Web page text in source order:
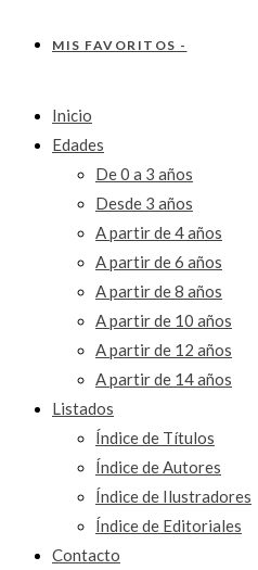
MIS FAVORITOS -
Inicio
Edades
De 0 a 3 años
Desde 3 años
A partir de 4 años
A partir de 6 años
A partir de 8 años
A partir de 10 años
A partir de 12 años
A partir de 14 años
Listados
Índice de Títulos
Índice de Autores
Índice de Ilustradores
Índice de Editoriales
Contacto